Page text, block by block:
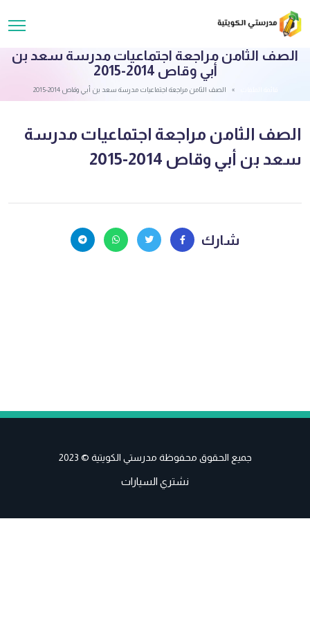
الصف الثامن مراجعة اجتماعيات مدرسة سعد بن
أبي وقاص 2014-2015
الصف الثامن مراجعة اجتماعيات مدرسة سعد بن أبي وقاص 2014-2015
الصف الثامن مراجعة اجتماعيات مدرسة
سعد بن أبي وقاص 2014-2015
شارك
جميع الحقوق محفوظة مدرستي الكويتية © 2023
نشتري السيارات